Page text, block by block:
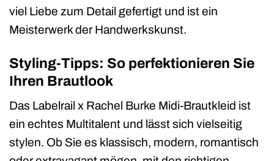
viel Liebe zum Detail gefertigt und ist ein
Meisterwerk der Handwerkskunst.
Styling-Tipps: So perfektionieren Sie
Ihren Brautlook
Das Labelrail x Rachel Burke Midi-Brautkleid ist
ein echtes Multitalent und lässt sich vielseitig
stylen. Ob Sie es klassisch, modern, romantisch